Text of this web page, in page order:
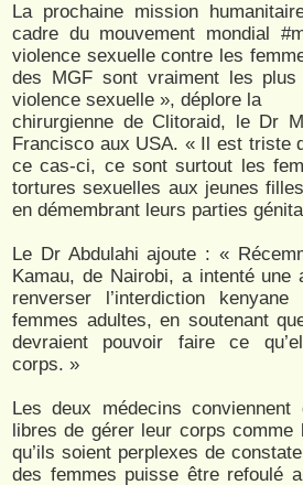
La prochaine mission
cadre du mouvement mondial
violence sexuelle contre les
des MGF sont vraiment les
violence sexuelle », déplore la
chirurgienne de Clitoraid, le Dr
Francisco aux USA. « Il est triste
ce cas-ci, ce sont surtout les
tortures sexuelles aux jeunes
en démembrant leurs parties
Le Dr Abdulahi ajoute : «
Kamau, de Nairobi, a intenté
renverser l’interdiction
femmes adultes, en soutenant
devraient pouvoir faire ce
corps. »
Les deux médecins
libres de gérer leur corps comme
qu’ils soient perplexes de
des femmes puisse être refoulé